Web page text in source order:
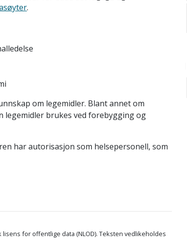
.
om legemidler. Blant annet om
legemidler brukes ved forebygging og
har autorisasjon som helsepersonell, som
for offentlige data (NLOD). Teksten vedlikeholdes